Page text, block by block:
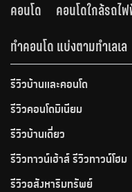
คอนโด
คอนโดใกล้รถไ
ทำคอนโด แบ่งตามทำเลเล
รีวิวบ้านและคอนโด
รีวิวคอนโดมิเนียม
รีวิวบ้านเดี่ยว
รีวิวทาวน์เฮ้าส์ รีวิวทาวน์โฮม
รีวิวอสังหาริมทรัพย์